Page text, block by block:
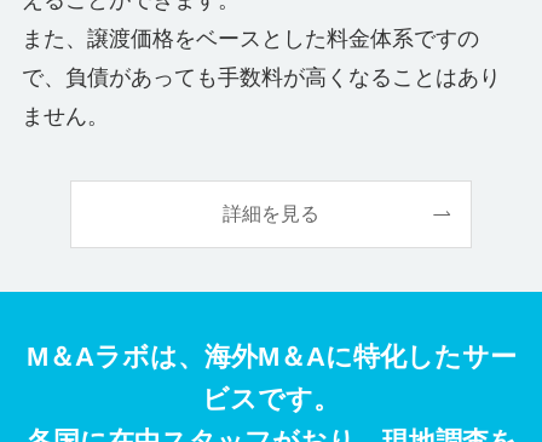
また、譲渡価格をベースとした料金体系ですの
で、負債があっても手数料が高くなることはあり
ません。
詳細を見る
M＆Aラボは、海外M＆Aに特化したサー
ビスです。